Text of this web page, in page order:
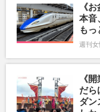
《
本音
もっ
週刊
《
だら
ダン